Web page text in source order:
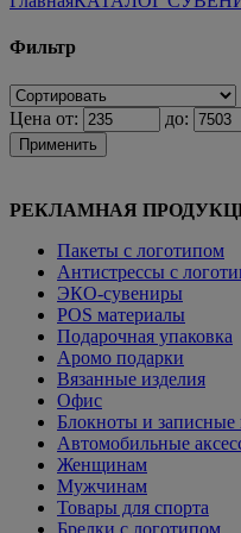
Фильтр
Цена от: до:
Применить
РЕКЛАМНАЯ
Пакеты с логотипом
Антистрессы с
ЭКО-сувениры
POS материалы
Подарочная упаковка
Аромо подарки
Вязанные изделия
Офис
Блокноты и
Автомобильные
Женщинам
Мужчинам
Товары для спорта
Брелки с логотипом